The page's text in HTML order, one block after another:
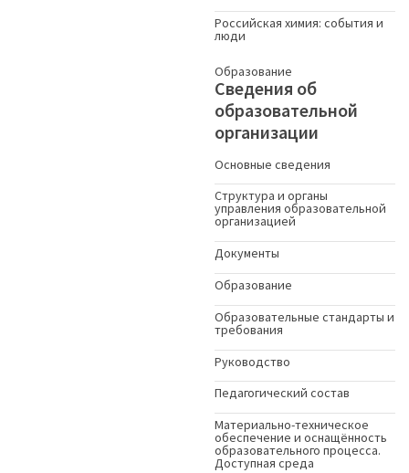
Российская химия: события и
люди
Образование
Сведения об
образовательной
организации
Основные сведения
Структура и органы
управления образовательной
организацией
Документы
Образование
Образовательные стандарты и
требования
Руководство
Педагогический состав
Материально-техническое
обеспечение и оснащённость
образовательного процесса.
Доступная среда